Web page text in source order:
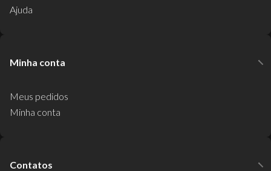
Ajuda
Minha conta
Meus pedidos
Minha conta
Contatos